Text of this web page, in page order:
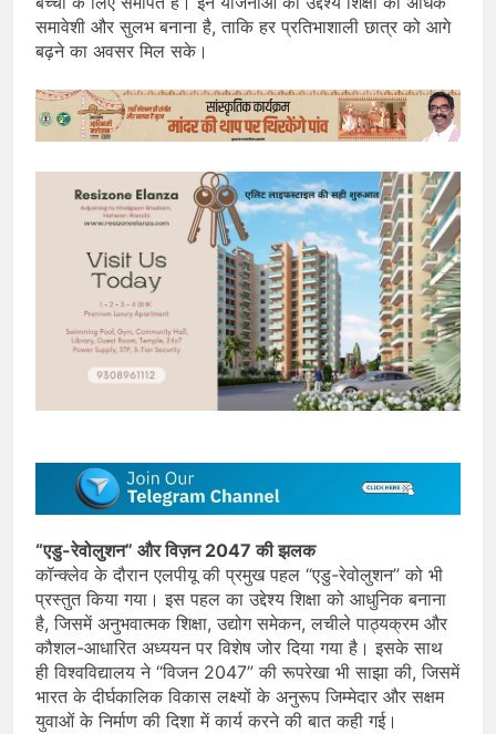
समावेशी और सुलभ बनाना है, ताकि हर प्रतिभाशाली छात्र को आगे
बढ़ने का अवसर मिल सके।
“एडु-रेवोलुशन” और विज़न 2047 की झलक
कॉन्क्लेव के दौरान एलपीयू की प्रमुख पहल “एडु-रेवोलुशन” को भी
प्रस्तुत किया गया। इस पहल का उद्देश्य शिक्षा को आधुनिक बनाना
है, जिसमें अनुभवात्मक शिक्षा, उद्योग समेकन, लचीले पाठ्यक्रम और
कौशल-आधारित अध्ययन पर विशेष जोर दिया गया है। इसके साथ
ही विश्वविद्यालय ने “विजन 2047” की रूपरेखा भी साझा की, जिसमें
भारत के दीर्घकालिक विकास लक्ष्यों के अनुरूप जिम्मेदार और सक्षम
युवाओं के निर्माण की दिशा में कार्य करने की बात कही गई।